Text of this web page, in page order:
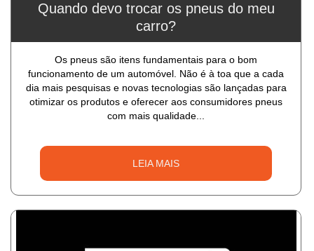
Quando devo trocar os pneus do meu
carro?
Os pneus são itens fundamentais para o bom
funcionamento de um automóvel. Não é à toa que a cada
dia mais pesquisas e novas tecnologias são lançadas para
otimizar os produtos e oferecer aos consumidores pneus
com mais qualidade...
LEIA MAIS